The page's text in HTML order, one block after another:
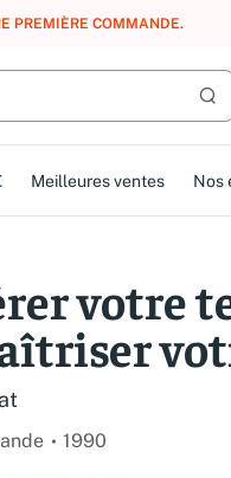
GRATUITEMENT LE CLUB
Meilleures ventes Nos
votre
1990